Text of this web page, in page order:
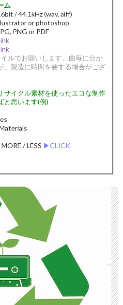
ム
/ 44.1kHz (wav, aiff)
or photoshop
PNG or PDF
ルでお願いします。曲毎に分か
、製造に時間を要する場合がござ
サイクル素材を使ったエコな制作
と思います(例)
/ LESS ▶︎CLICK